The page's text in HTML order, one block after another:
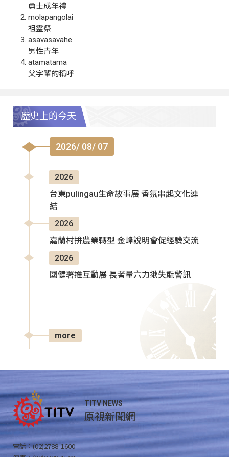
勇士成年禮
molapangolai
祖靈祭
asavasavahe
男性青年
atamatama
父字輩的稱呼
歷史上的今天
2026/ 08/ 07
2026
台東pulingau生命故事展 香氛串起文化連
結
2026
嘉蘭村拚農業轉型 金峰說明會促經驗交流
2026
國健署推互動展 長者量六力揪失能警訊
more
TITV NEWS
原視新聞網
電話：(02)2788-1600